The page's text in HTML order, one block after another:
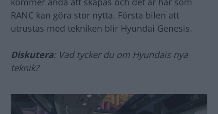
RANC kan göra stor nytta. Första bilen att
utrustas med tekniken blir Hyundai Genesis.
Diskutera: Vad tycker du om Hyundais nya
teknik?